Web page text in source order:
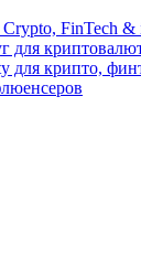
FinTech &
для
для крипто,